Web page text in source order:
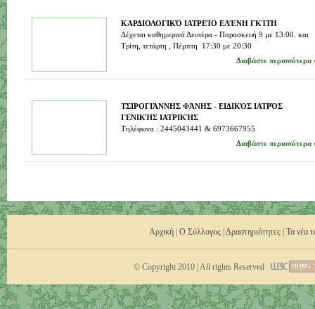
ΚΑΡΔΙΟΛΟΓΙΚΌ ΙΑΤΡΕΊΟ ΕΛΈΝΗ ΓΚΊΤΗ
Δέχεται καθημερινά Δευτέρα - Παρασκευή 9 με 13:00. και
Τρίτη, τετάρτη , Πέμπτη 17:30 με 20:30
Διαβάστε περισσότερα
ΤΣΙΡΟΓΙΆΝΝΗΣ ΦΆΝΗΣ - ΕΙΔΙΚΌΣ ΙΑΤΡΌΣ
ΓΕΝΙΚΉΣ ΙΑΤΡΙΚΉΣ
Τηλέφωνα : 2445043441 & 6973667955
Διαβάστε περισσότερα
Αρχική| Ο Σύλλογος| Δραστηριότητες| Τα νέα
© Copyright 2010 | All rights Reserved